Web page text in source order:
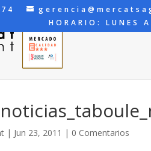
HORARIO:
| Jun 23, 2011 | 0 Comentarios